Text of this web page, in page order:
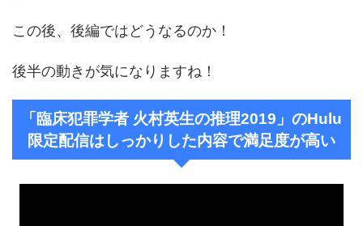
この後、後編ではどうなるのか！
後半の動きが気になりますね！
「臨床犯罪学者 火村英生の推理2019」のHulu
限定配信はしっかりした内容で満足度が高い